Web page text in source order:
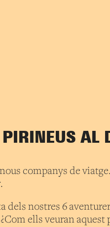
AL
companys de
dels nostres 6
ells veuran